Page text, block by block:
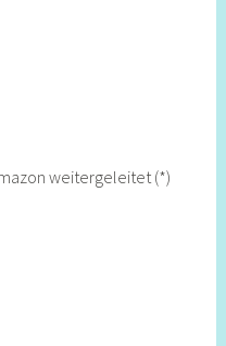
weitergeleitet (*)